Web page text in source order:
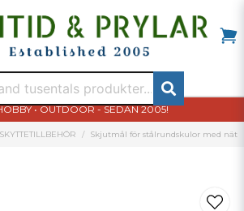
• OUTDOOR - SEDAN 2005!
Skjutmål för stålrundskulor med nät